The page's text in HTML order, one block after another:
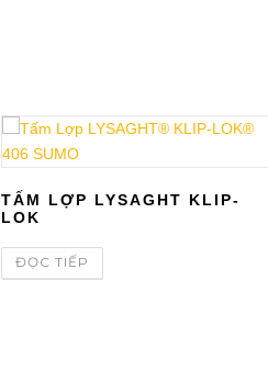
TẤM LỢP LYSAGHT KLIP-
LOK
ĐỌC TIẾP